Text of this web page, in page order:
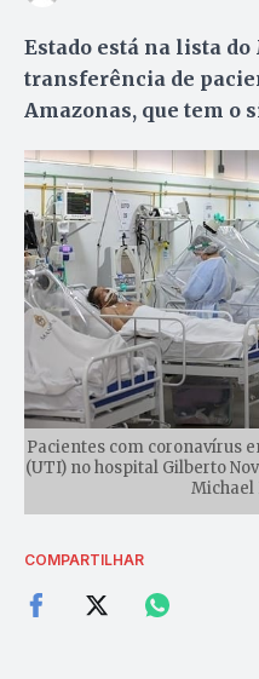
Estado está na lista
transferência de
Amazonas, que tem o
Pacientes com coronavírus
(UTI) no hospital Gilberto
Michael
COMPARTILHAR